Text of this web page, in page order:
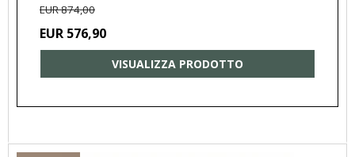
EUR 874,00
EUR 576,90
VISUALIZZA PRODOTTO